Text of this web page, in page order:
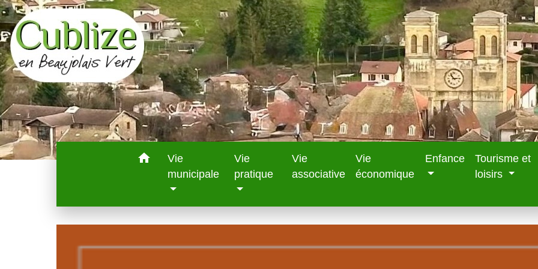
home
Vie
municipale
Vie
pratique
Vie
associative
Vie
économique
Enfance
Tourisme et
loisirs